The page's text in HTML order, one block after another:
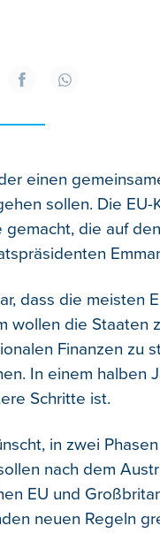
einen
sollen. Die EU-
die auf
dass die meisten
wollen die Staaten
Finanzen zu
In einem halben
Schritte ist.
in zwei
nach dem
EU und
neuen Regeln